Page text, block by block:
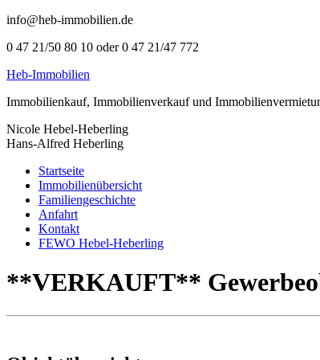
info@heb-immobilien.de
0 47 21/50 80 10 oder 0 47 21/47 772
Heb-Immobilien
Immobilienkauf, Immobilienverkauf und
Nicole Hebel-Heberling
Hans-Alfred Heberling
Startseite
Immobilienübersicht
Familiengeschichte
Anfahrt
Kontakt
FEWO Hebel-Heberling
**VERKAUFT**